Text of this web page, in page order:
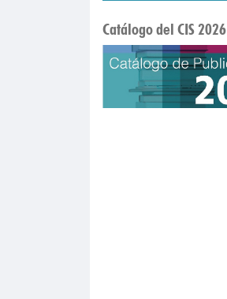
Catálogo del CIS 2026